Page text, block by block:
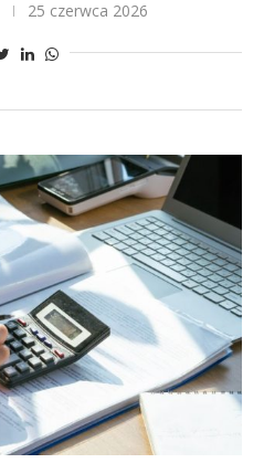
25 czerwca 2026